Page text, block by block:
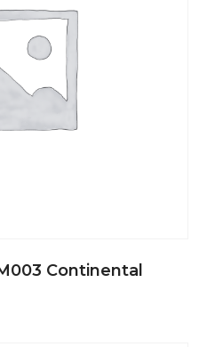
Continental